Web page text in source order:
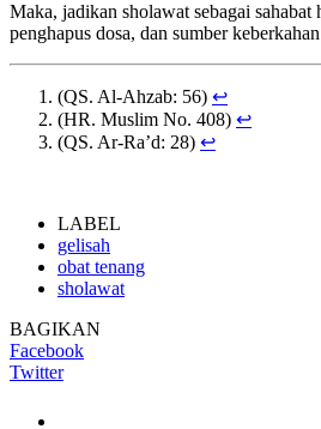
Maka, jadikan sholawat sebagai sahabat
penghapus dosa, dan sumber
(QS. Al-Ahzab: 56) ↩︎
(HR. Muslim No. 408) ↩︎
(QS. Ar-Ra’d: 28) ↩︎
LABEL
gelisah
obat tenang
sholawat
BAGIKAN
Facebook
Twitter